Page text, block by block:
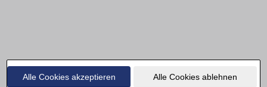
Alle Cookies akzeptieren Alle Cookies ablehnen